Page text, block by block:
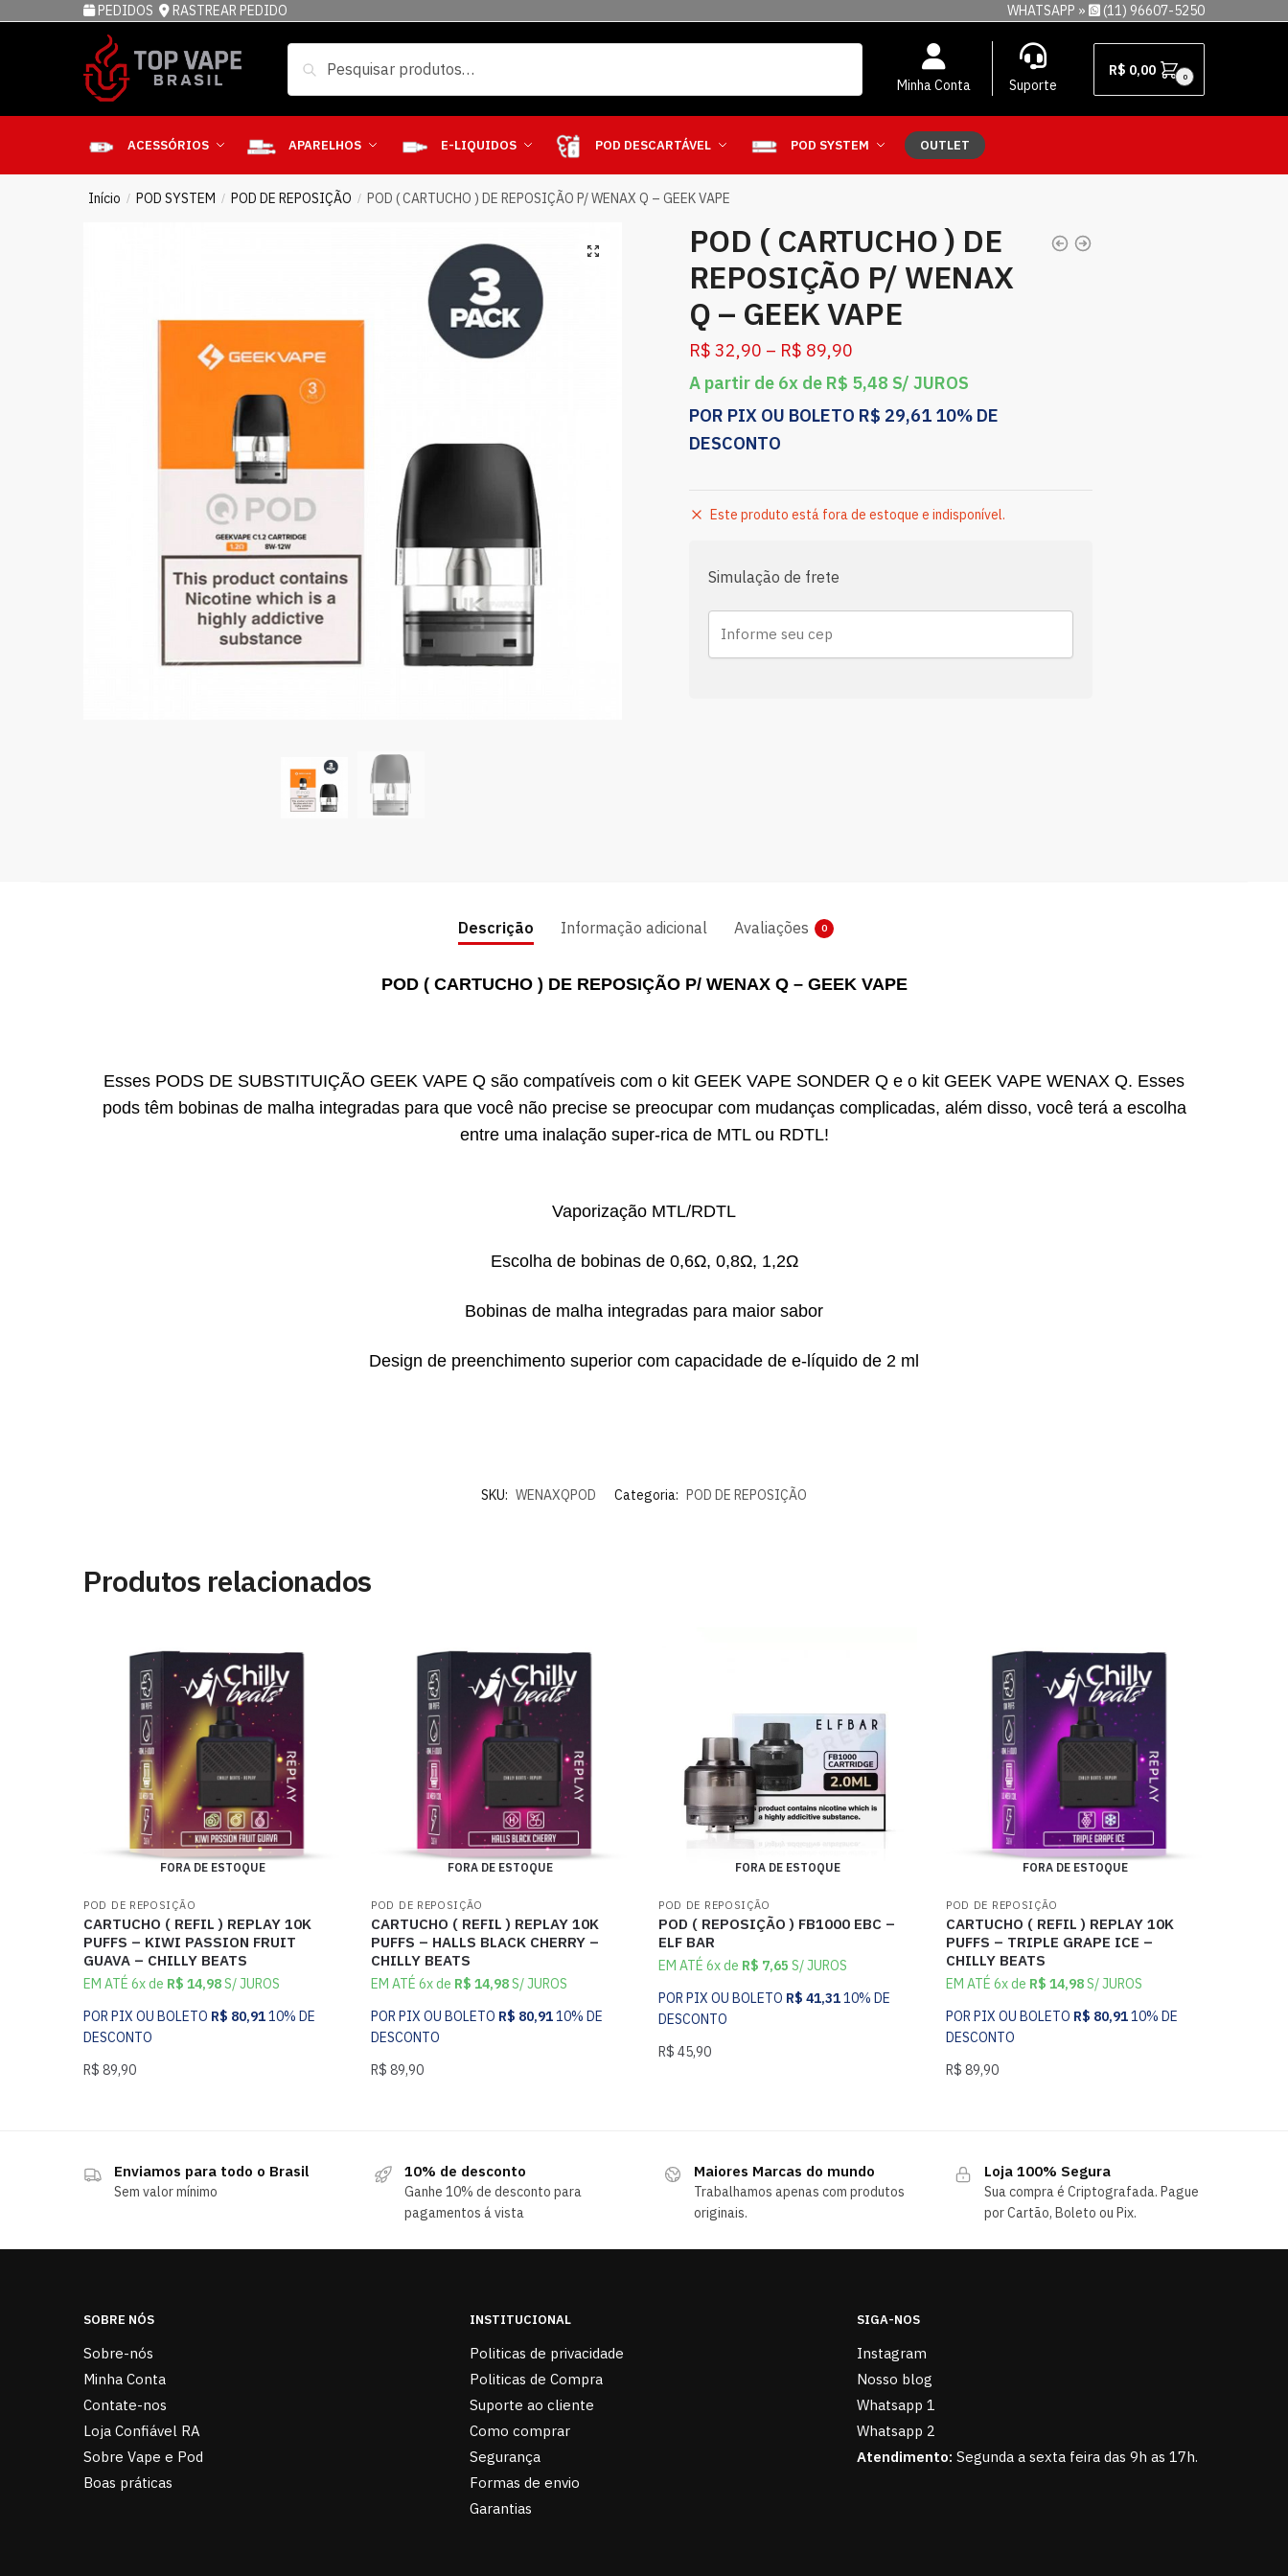
PEDIDOS RASTREAR PEDIDO WHATSAPP » (11) 96607-5250
Minha Conta Suporte
R$ 0,00 0
ACESSÓRIOS APARELHOS E-LIQUIDOS POD DESCARTÁVEL POD SYSTEM OUTLET
Início / POD SYSTEM / POD DE REPOSIÇÃO / POD ( CARTUCHO ) DE REPOSIÇÃO P/ WENAX Q – GEEK VAPE
POD ( CARTUCHO ) DE
REPOSIÇÃO P/ WENAX
Q – GEEK VAPE
R$ 32,90 – R$ 89,90
A partir de 6x de R$ 5,48 S/ JUROS
POR PIX OU BOLETO R$ 29,61 10% DE
DESCONTO
Este produto está fora de estoque e indisponível.
Simulação de frete
Descrição Informação adicional Avaliações 0
POD ( CARTUCHO ) DE REPOSIÇÃO P/ WENAX Q – GEEK VAPE
Esses PODS DE SUBSTITUIÇÃO GEEK VAPE Q são compatíveis com o kit GEEK VAPE SONDER Q e o kit GEEK VAPE WENAX Q. Esses
pods têm bobinas de malha integradas para que você não precise se preocupar com mudanças complicadas, além disso, você terá a escolha
entre uma inalação super-rica de MTL ou RDTL!
Vaporização MTL/RDTL
Escolha de bobinas de 0,6Ω, 0,8Ω, 1,2Ω
Bobinas de malha integradas para maior sabor
Design de preenchimento superior com capacidade de e-líquido de 2 ml
SKU: WENAXQPOD Categoria: POD DE REPOSIÇÃO
Produtos relacionados
FORA DE ESTOQUE
POD DE REPOSIÇÃO
CARTUCHO ( REFIL ) REPLAY 10K
PUFFS – KIWI PASSION FRUIT
GUAVA – CHILLY BEATS
EM ATÉ 6x de R$ 14,98S/ JUROS
POR PIX OU BOLETO R$ 80,9110% DE
DESCONTO
R$ 89,90
FORA DE ESTOQUE
POD DE REPOSIÇÃO
CARTUCHO ( REFIL ) REPLAY 10K
PUFFS – HALLS BLACK CHERRY –
CHILLY BEATS
EM ATÉ 6x de R$ 14,98S/ JUROS
POR PIX OU BOLETO R$ 80,9110% DE
DESCONTO
R$ 89,90
FORA DE ESTOQUE
POD DE REPOSIÇÃO
POD ( REPOSIÇÃO ) FB1000 EBC –
ELF BAR
EM ATÉ 6x de R$ 7,65 S/ JUROS
POR PIX OU BOLETO R$ 41,3110% DE
DESCONTO
R$ 45,90
FORA DE ESTOQUE
POD DE REPOSIÇÃO
CARTUCHO ( REFIL ) REPLAY 10K
PUFFS – TRIPLE GRAPE ICE –
CHILLY BEATS
EM ATÉ 6x de R$ 14,98S/ JUROS
POR PIX OU BOLETO R$ 80,9110% DE
DESCONTO
R$ 89,90
Enviamos para todo o Brasil
Sem valor mínimo
10% de desconto
Ganhe 10% de desconto para
pagamentos á vista
Maiores Marcas do mundo
Trabalhamos apenas com produtos
originais.
Loja 100% Segura
Sua compra é Criptografada. Pague
por Cartão, Boleto ou Pix.
SOBRE NÓS
Sobre-nós
Minha Conta
Contate-nos
Loja Confiável RA
Sobre Vape e Pod
Boas práticas
INSTITUCIONAL
Politicas de privacidade
Politicas de Compra
Suporte ao cliente
Como comprar
Segurança
Formas de envio
Garantias
SIGA-NOS
Instagram
Nosso blog
Whatsapp 1
Whatsapp 2
Atendimento: Segunda a sexta feira das 9h as 17h.